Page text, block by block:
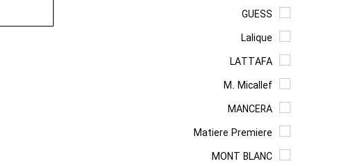
GUESS
Lalique
LATTAFA
M. Micallef
MANCERA
Matiere Premiere
MONT BLANC